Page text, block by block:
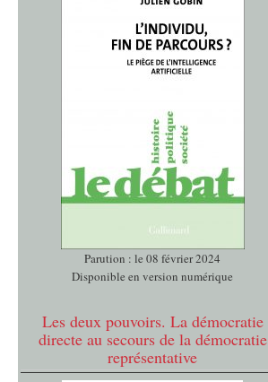
Parution : le 08 février 2024
Disponible en version numérique
Les deux pouvoirs. La démocratie
directe au secours de la démocratie
représentative